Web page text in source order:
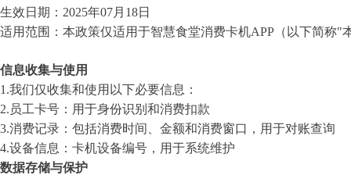
生效日期： 2025年07月 18日
适用范围：本政策仅适用于智慧食堂消费卡机APP（以下简称"
信息收集与使用
1.我们仅收集和使用以下必要信息：
2. 员工卡号：用于身份识别和消费扣款
3.消费记录：包括消费时间、金额和消费窗口，用于对账查询
4.设备信息：卡机设备编号，用于系统维护
数据存储与保护